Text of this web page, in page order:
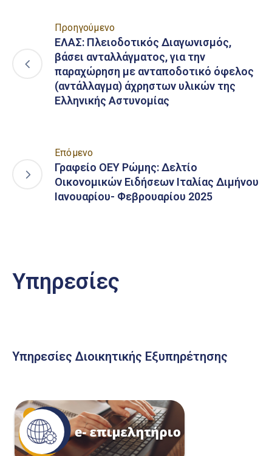
Προηγούμενο
ΕΛΑΣ: Πλειοδοτικός Διαγωνισμός,
βάσει ανταλλάγματος, για την
παραχώρηση με ανταποδοτικό όφελος
(αντάλλαγμα) άχρηστων υλικών της
Ελληνικής Αστυνομίας
Επόμενο
Γραφείο ΟΕΥ Ρώμης: Δελτίο
Οικονομικών Ειδήσεων Ιταλίας Διμήνου
Ιανουαρίου- Φεβρουαρίου 2025
Υπηρεσίες
Υπηρεσίες Διοικητικής Εξυπηρέτησης